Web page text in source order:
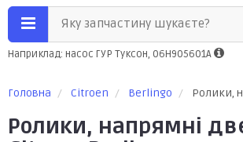
Яку запчастину шукаєте?
Наприклад: насос ГУР Туксон, 06H905601A
Головна Citroen Berlingo Ролики,
Ролики, напрямні